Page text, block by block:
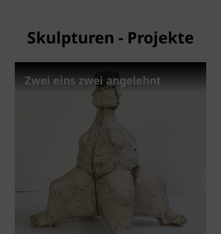
Skulpturen - Projekte
Zwei eins zwei angelehnt